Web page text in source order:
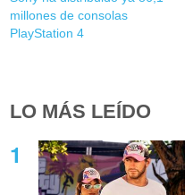
millones de consolas
PlayStation 4
LO MÁS LEÍDO